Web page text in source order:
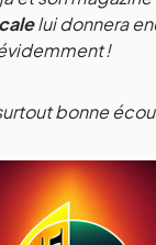
lui donnera
!
bonne